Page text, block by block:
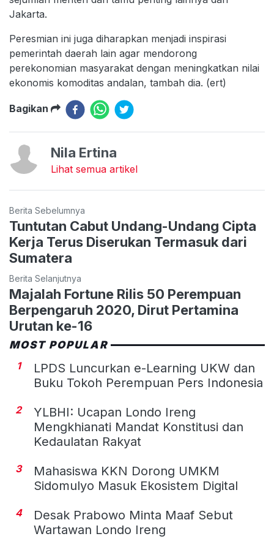
Jakarta.
Peresmian ini juga diharapkan menjadi inspirasi
pemerintah daerah lain agar mendorong
perekonomian masyarakat dengan meningkatkan nilai
ekonomis komoditas andalan, tambah dia. (ert)
Bagikan
Nila Ertina
Lihat semua artikel
Berita Sebelumnya
Tuntutan Cabut Undang-Undang Cipta
Kerja Terus Diserukan Termasuk dari
Sumatera
Berita Selanjutnya
Majalah Fortune Rilis 50 Perempuan
Berpengaruh 2020, Dirut Pertamina
Urutan ke-16
MOST POPULAR
1
LPDS Luncurkan e-Learning UKW dan
Buku Tokoh Perempuan Pers Indonesia
2
YLBHI: Ucapan Londo Ireng
Mengkhianati Mandat Konstitusi dan
Kedaulatan Rakyat
3
Mahasiswa KKN Dorong UMKM
Sidomulyo Masuk Ekosistem Digital
4
Desak Prabowo Minta Maaf Sebut
Wartawan Londo Ireng